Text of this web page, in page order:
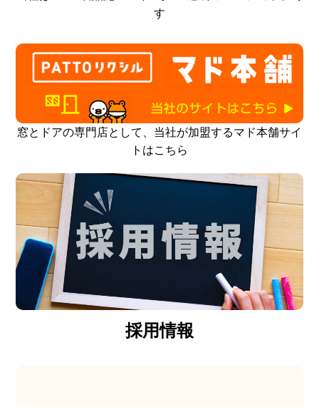
す
窓とドアの専門店として、当社が加盟するマド本舗サイ
トはこちら
採用情報